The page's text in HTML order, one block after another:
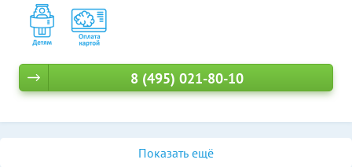
8 (495) 021-80-10
Показать ещё